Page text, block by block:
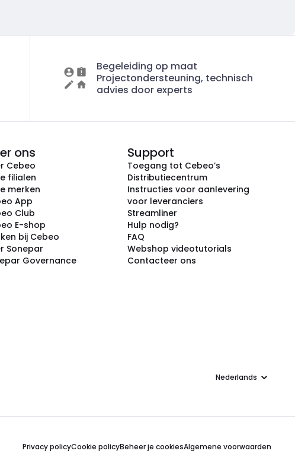
Begeleiding op maat
Projectondersteuning, technisch
advies door experts
ons
Cebeo
filialen
merken
App
Club
E-shop
bij Cebeo
Sonepar
Governance
Support
Toegang tot Cebeo’s
Distributiecentrum
Instructies voor aanlevering
voor leveranciers
Streamliner
Hulp nodig?
FAQ
Webshop videotutorials
Contacteer ons
Taal
Privacy policyCookie policyBeheer je cookiesAlgemene voorwaarden